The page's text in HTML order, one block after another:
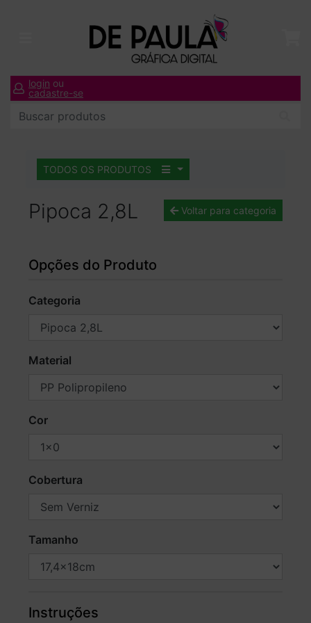
login ou
cadastre-se
TODOS OS PRODUTOS
Pipoca 2,8L Voltar para categoria
Opções do Produto
Categoria
Material
Cor
Cobertura
Tamanho
Instruções